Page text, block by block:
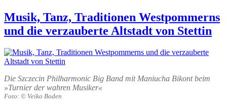
Musik, Tanz, Traditionen Westpommerns
und die verzauberte Altstadt von Stettin
Die Szczecin Philharmonic Big Band mit Maniucha Bikont beim
»Turnier der wahren Musiker«
Foto: © Veiko Boden